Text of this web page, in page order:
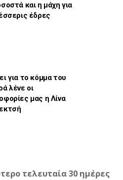
και η μάχη για
έδρες
για το κόμμα του
λένε οι
μας η Λίνα
τελευταία 30 ημέρες